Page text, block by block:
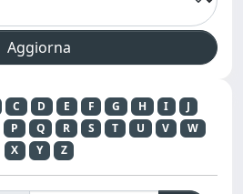
C D E F G H I
J
P Q R S T U V
W
X
Y Z